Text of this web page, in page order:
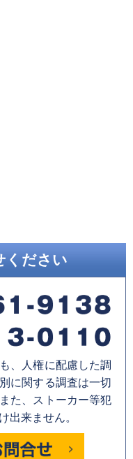
ください
、人権に配慮した調
に関する調査は一切
た、ストーカー等犯
出来ません。